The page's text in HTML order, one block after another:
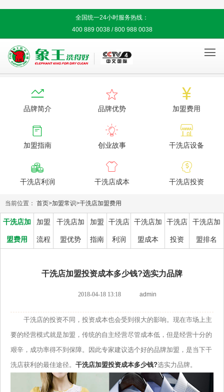
全国统一24小时服务热线：
400 889 0038 / 800 988 0038


品牌简介

品牌优势

加盟费用

加盟指南

创业故事

干洗店设备

干洗店利润

干洗店成本

干洗店投资
当前位置： 首页>加盟常识>干洗店加盟费用
干洗店加
盟费用
加盟
流程
干洗店加
盟优势
加盟
指南
干洗店
利润
干洗店加
盟成本
干洗店
投资
干洗店加
盟排名
干洗店加盟投资成本多少钱?选实力品牌
2018-04-18 13:18 admin
干洗店的投资不同，投资成本也会受到很大的影响。现在市场上主
要的经营模式就是加盟，传统的自主经营尽管成本低，但是经营十分的
艰辛，成功率得不到保障。因此专家建议选个好的品牌加盟，是当下干
洗店获利的最佳途径。 干洗店加盟投资成本多少钱?选实力品牌。